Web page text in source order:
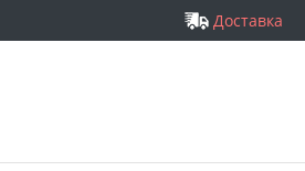
Доставка